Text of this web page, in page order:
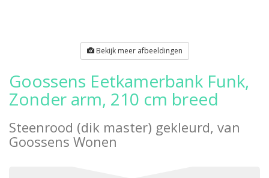
Bekijk meer afbeeldingen
Goossens Eetkamerbank Funk,
Zonder arm, 210 cm breed
Steenrood (dik master) gekleurd, van
Goossens Wonen